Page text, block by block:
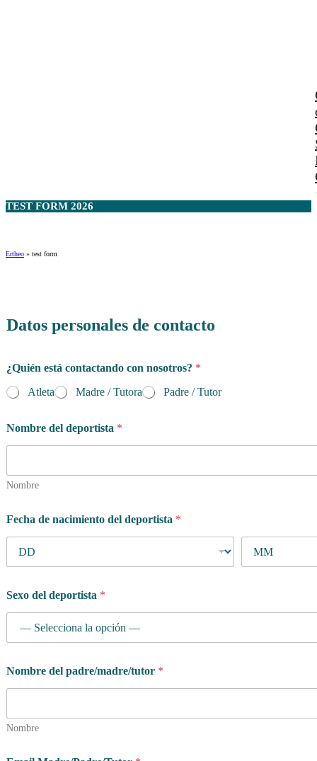
TEST FORM 2026
Ertheo » test form
Datos personales de contacto
¿Quién está contactando con nosotros? *
Atleta
Madre / Tutora Padre / Tutor
Nombre del deportista *
Nombre
Fecha de nacimiento del deportista *
Sexo del deportista *
Nombre del padre/madre/tutor *
Nombre